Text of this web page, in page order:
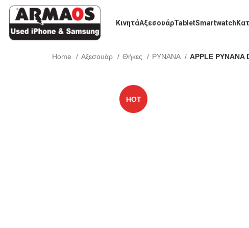
ΚινητάΑξεσουάρTabletSmartwatch
Home Αξεσουάρ Θήκες PYNANA APPLE
HOT